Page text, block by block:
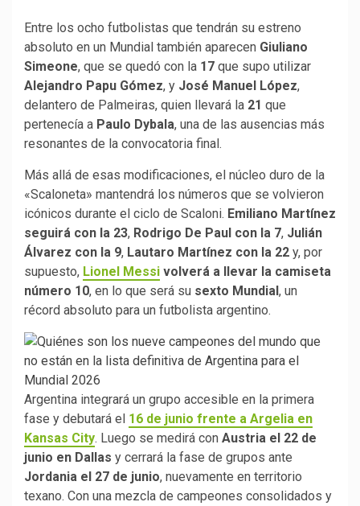
Entre los ocho futbolistas que tendrán su estreno
absoluto en un Mundial también aparecen Giuliano
Simeone, que se quedó con la 17 que supo utilizar
Alejandro Papu Gómez, y José Manuel López,
delantero de Palmeiras, quien llevará la 21 que
pertenecía a Paulo Dybala, una de las ausencias más
resonantes de la convocatoria final.
Más allá de esas modificaciones, el núcleo duro de la
«Scaloneta» mantendrá los números que se volvieron
icónicos durante el ciclo de Scaloni. Emiliano Martínez
seguirá con la 23, Rodrigo De Paul con la 7, Julián
Álvarez con la 9, Lautaro Martínez con la 22 y, por
supuesto, Lionel Messi volverá a llevar la camiseta
número 10, en lo que será su sexto Mundial, un
récord absoluto para un futbolista argentino.
Argentina integrará un grupo accesible en la primera
fase y debutará el 16 de junio frente a Argelia en
Kansas City. Luego se medirá con Austria el 22 de
junio en Dallas y cerrará la fase de grupos ante
Jordania el 27 de junio, nuevamente en territorio
texano. Con una mezcla de campeones consolidados y